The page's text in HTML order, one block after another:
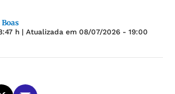
h | Atualizada em 08/07/2026 - 19:00